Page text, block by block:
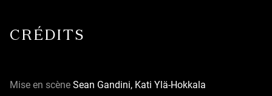
CRÉDITS
Mise en scène Sean Gandini, Kati Ylä-Hokkala